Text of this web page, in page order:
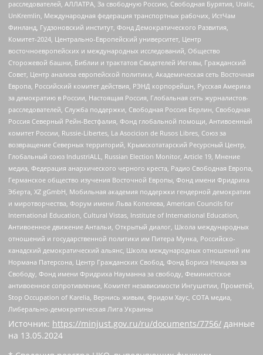
расследователей, АЛЛАТРА, За свободную Россию, Свободная Бурятия, Uralic,
UnKremlin, Международная федерация транспортных рабочих, ИстЧам
Финланд, Гудзоновский институт, Фонд Демократического Развития,
Комитет-2024, Центрально-Европейский университет, Центр
восточноевропейских и международных исследований, Общество
Сторожевой башни, Библии и трактатов Свидетелей Иеговы, Гражданский
Совет, Центр анализа европейской политики, Академическая сеть Восточная
Европа, Российский комитет действия, РЭНД корпорейшн, Русская Америка
за демократию в России, Настоящая Россия, Глобальная сеть журналистов-
расследователей, Служба поддержки, Свободная Россия Берлин, Свободная
Россия Северный Рейн-Вестфалия, Фонд глобальной помощи, Антивоенный
комитет России, Russie-Libertes, La Asocicion de Rusos Libres, Союз за
возвращение Северных территорий, Крымскотатарский Ресурсный Центр,
Глобальный союз IndustriALL, Russian Election Monitor, Article 19, Мнение
медиа, Федерация анархического черного креста, Радио Свободная Европа,
Германское общество изучения Восточной Европы, Фонд имени Фридриха
Эберта, XZ gGmbH, Мобильная академия поддержки гендерной демократии
и миротворчества, Форум имени Льва Копелева, American Councils for
International Education, Cultural Vistas, Institute of International Education,
Антивоенное движение Антальи, Открытый диалог, Школа международных
отношений и государственной политики им Питера Мунка, Российско-
канадский демократический альянс, Школа международных отношений им
Нормана Патерсона, Центр Гражданских Свобод, Фонд Бориса Немцова за
Свободу, Фонд имени Фридриха Науманна за свободу, Феминистское
антивоенное сопротивление, Комитет независимости Ингушетии, Прометей,
Stop Occupation of Karelia, Вернись живым, Фридом Хаус, СОТА медиа,
Либерально-демократическая Лига Украины
Источник: https://minjust.gov.ru/ru/documents/7756/ данные
на 13.05.2024